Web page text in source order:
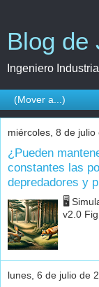
Blog de
Ingeniero Industrial
miércoles, 8 de julio
¿Pueden
constantes las
depredadores y
🖥️
v2.0
lunes, 6 de julio de